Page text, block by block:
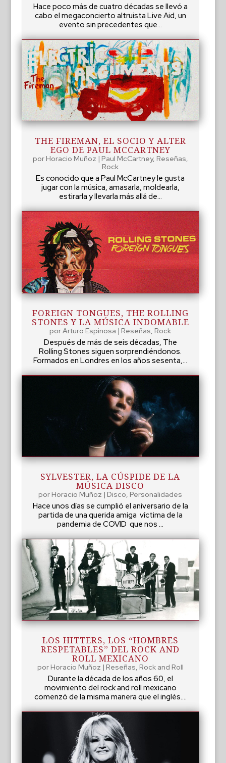
Hace poco más de cuatro décadas se llevó a
cabo el megaconcierto altruista Live Aid, un
evento sin precedentes que...
THE FIREMAN, EL SOCIO Y ALTER
EGO DE PAUL MCCARTNEY
porHoracio Muñoz | Paul McCartney, Reseñas,
Rock
Es conocido que a Paul McCartney le gusta
jugar con la música, amasarla, moldearla,
estirarla y llevarla más allá de...
FOREIGN TONGUES, THE ROLLING
STONES Y LA MÚSICA INDOMABLE
porArturo Espinosa |Reseñas ,Rock
Después de más de seis décadas, The
Rolling Stones siguen sorprendiéndonos.
Formados en Londres en los años sesenta,...
SYLVESTER, LA CÚSPIDE DE LA
MÚSICA DISCO
porHoracio Muñoz |Disco,Personalidades
Hace unos días se cumplió el aniversario de la
partida de una querida amiga víctima de la
pandemia de COVID que nos ...
LOS HITTERS, LOS “HOMBRES
RESPETABLES” DEL ROCK AND
ROLL MEXICANO
porHoracio Muñoz | Reseñas, Rock and Roll
Durante la década de los años 60, el
movimiento del rock and roll mexicano
comenzó de la misma manera que el inglés....